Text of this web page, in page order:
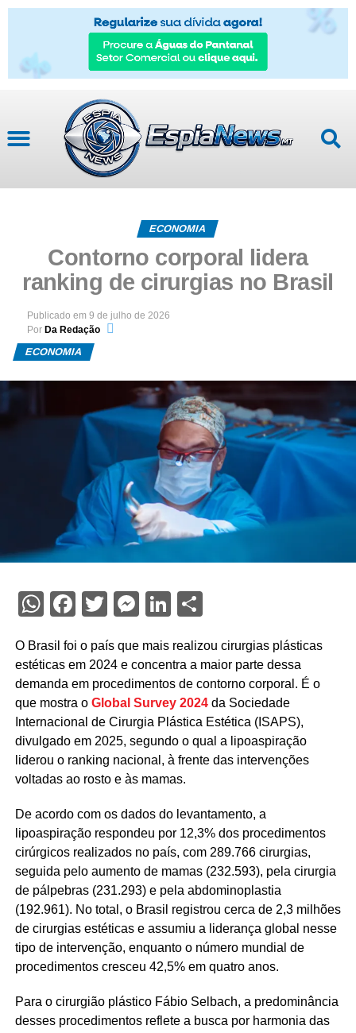
ECONOMIA
Contorno corporal lidera
ranking de cirurgias no Brasil
Publicado em 9 de julho de 2026
Por Da Redação
ECONOMIA
WhatsApp
Facebook
TwitterMessenger
LinkedIn
O Brasil foi o país que mais realizou cirurgias plásticas
estéticas em 2024 e concentra a maior parte dessa
demanda em procedimentos de contorno corporal. É o
que mostra o Global Survey 2024da Sociedade
Internacional de Cirurgia Plástica Estética (ISAPS),
divulgado em 2025, segundo o qual a lipoaspiração
liderou o ranking nacional, à frente das intervenções
voltadas ao rosto e às mamas.
De acordo com os dados do levantamento, a
lipoaspiração respondeu por 12,3% dos procedimentos
cirúrgicos realizados no país, com 289.766 cirurgias,
seguida pelo aumento de mamas (232.593), pela cirurgia
de pálpebras (231.293) e pela abdominoplastia
(192.961). No total, o Brasil registrou cerca de 2,3 milhões
de cirurgias estéticas e assumiu a liderança global nesse
tipo de intervenção, enquanto o número mundial de
procedimentos cresceu 42,5% em quatro anos.
Para o cirurgião plástico Fábio Selbach, a predominância
desses procedimentos reflete a busca por harmonia das